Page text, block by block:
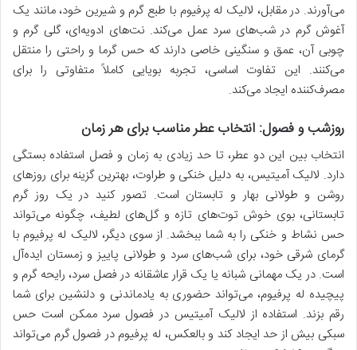
می‌آورند. در مقابل، لالیک له پرفیوم با طبع گرم و شیرین خود، مانند یک
آغوش گرم در شب‌های سرد عمل می‌کند. نت‌های ادویه‌ای، گلی گرم و
چوبی آن، عمق و سنگینی خاصی دارند که حس گرما و راحتی را منتقل
می‌کنند. این تفاوت اساسی، تجربه بویایی کاملاً متفاوتی را برای
مصرف‌کننده ایجاد می‌کند.
روزشب و فصول: انتخاب عطر مناسب برای هر زمان
انتخاب بین این دو عطر، تا حد زیادی به زمان و فصل استفاده بستگی
دارد. لالیک آمیتیس، به دلیل خنکی و طراوت، بهترین گزینه برای روزهای
روشن و طولانی بهار و تابستان است. تصور کنید در یک روز گرم
تابستانی، بوی خوش توت‌های تازه و گل‌های لطیف، چگونه می‌تواند
حس نشاط و خنکی را به شما ببخشد. از سوی دیگر، لالیک له پرفیوم با
گرمای شرقی خود، برای شب‌های سرد و طولانی پاییز و زمستان ایده‌آل
است. در یک مهمانی شبانه یا یک قرار عاشقانه در فصل سرد، رایحه گرم و
پیچیده له پرفیوم، می‌تواند حضوری به یادماندنی و دلنشین برای شما
رقم بزند. استفاده از لالیک آمیتیس در فصول سرد ممکن است حس
سبکی بیش از حد ایجاد کند و بالعکس، له پرفیوم در فصول گرم می‌تواند